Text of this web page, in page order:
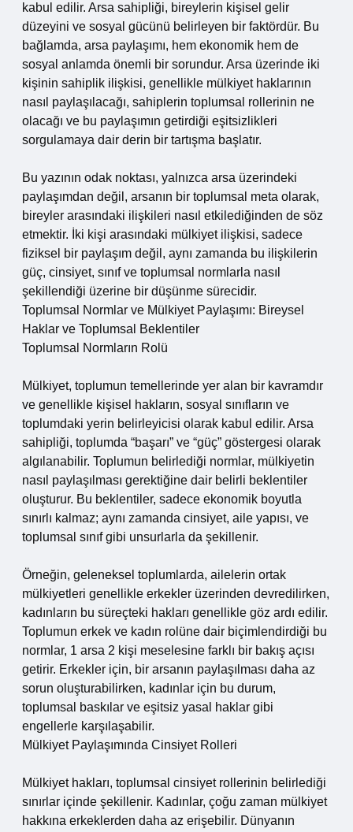
kabul edilir. Arsa sahipliği, bireylerin kişisel gelir
düzeyini ve sosyal gücünü belirleyen bir faktördür. Bu
bağlamda, arsa paylaşımı, hem ekonomik hem de
sosyal anlamda önemli bir sorundur. Arsa üzerinde iki
kişinin sahiplik ilişkisi, genellikle mülkiyet haklarının
nasıl paylaşılacağı, sahiplerin toplumsal rollerinin ne
olacağı ve bu paylaşımın getirdiği eşitsizlikleri
sorgulamaya dair derin bir tartışma başlatır.
Bu yazının odak noktası, yalnızca arsa üzerindeki
paylaşımdan değil, arsanın bir toplumsal meta olarak,
bireyler arasındaki ilişkileri nasıl etkilediğinden de söz
etmektir. İki kişi arasındaki mülkiyet ilişkisi, sadece
fiziksel bir paylaşım değil, aynı zamanda bu ilişkilerin
güç, cinsiyet, sınıf ve toplumsal normlarla nasıl
şekillendiği üzerine bir düşünme sürecidir.
Toplumsal Normlar ve Mülkiyet Paylaşımı: Bireysel
Haklar ve Toplumsal Beklentiler
Toplumsal Normların Rolü
Mülkiyet, toplumun temellerinde yer alan bir kavramdır
ve genellikle kişisel hakların, sosyal sınıfların ve
toplumdaki yerin belirleyicisi olarak kabul edilir. Arsa
sahipliği, toplumda “başarı” ve “güç” göstergesi olarak
algılanabilir. Toplumun belirlediği normlar, mülkiyetin
nasıl paylaşılması gerektiğine dair belirli beklentiler
oluşturur. Bu beklentiler, sadece ekonomik boyutla
sınırlı kalmaz; aynı zamanda cinsiyet, aile yapısı, ve
toplumsal sınıf gibi unsurlarla da şekillenir.
Örneğin, geleneksel toplumlarda, ailelerin ortak
mülkiyetleri genellikle erkekler üzerinden devredilirken,
kadınların bu süreçteki hakları genellikle göz ardı edilir.
Toplumun erkek ve kadın rolüne dair biçimlendirdiği bu
normlar, 1 arsa 2 kişi meselesine farklı bir bakış açısı
getirir. Erkekler için, bir arsanın paylaşılması daha az
sorun oluşturabilirken, kadınlar için bu durum,
toplumsal baskılar ve eşitsiz yasal haklar gibi
engellerle karşılaşabilir.
Mülkiyet Paylaşımında Cinsiyet Rolleri
Mülkiyet hakları, toplumsal cinsiyet rollerinin belirlediği
sınırlar içinde şekillenir. Kadınlar, çoğu zaman mülkiyet
hakkına erkeklerden daha az erişebilir. Dünyanın